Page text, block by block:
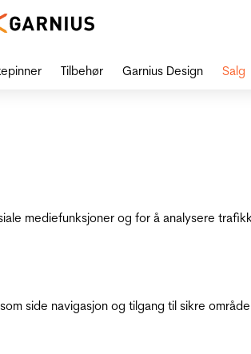
mediefunksjoner og for å analysere
side navigasjon og tilgang til sikre
Tilbehør Garnius Design Salg